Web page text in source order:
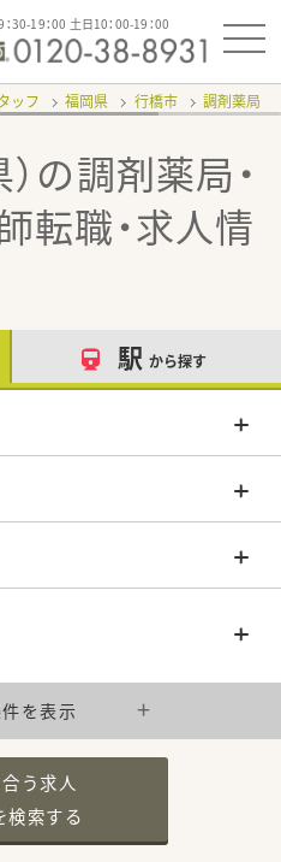
30-19：00 土日10：00-19：00
ッフ 福岡県 行橋市 調剤薬局
の調剤薬局・
転職・求人情
駅 から探す
を表示
う求人
検索する